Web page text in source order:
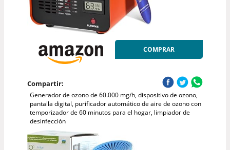
COMPRAR
Compartir:
Generador de ozono de 60.000 mg/h, dispositivo de ozono,
pantalla digital, purificador automático de aire de ozono con
temporizador de 60 minutos para el hogar, limpiador de
desinfección